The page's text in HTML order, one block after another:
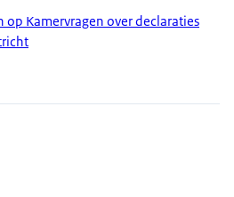
Kamervragen over declaraties